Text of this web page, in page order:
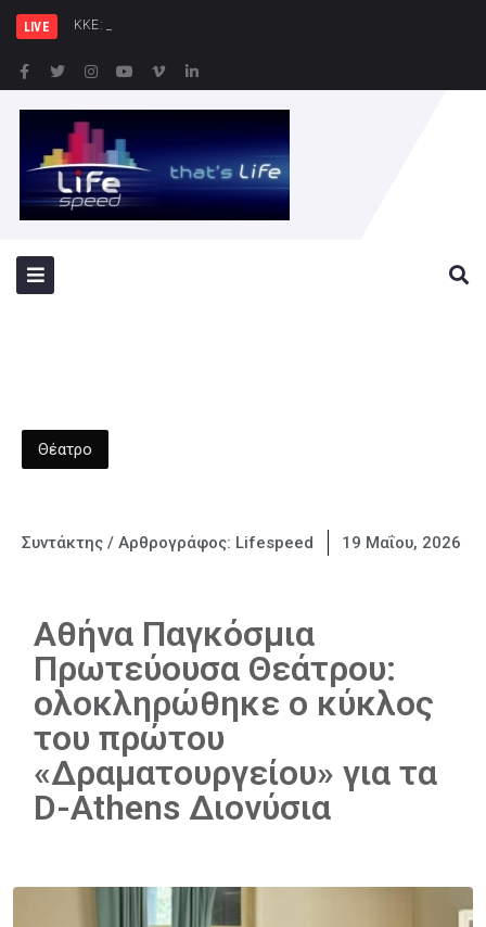
LIVE ΚΚΕ: Σε μια περιοχή που ήδη
Θέατρο
Συντάκτης / Αρθρογράφος: Lifespeed 19 Μαΐου, 2026
Αθήνα Παγκόσμια
Πρωτεύουσα Θεάτρου:
ολοκληρώθηκε ο κύκλος
του πρώτου
«Δραματουργείου» για τα
D-Athens Διονύσια